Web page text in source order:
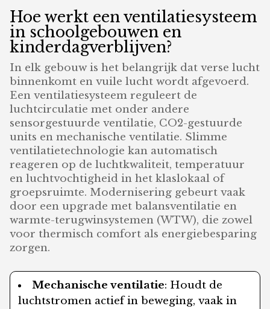
Hoe werkt een ventilatiesysteem
in schoolgebouwen en
kinderdagverblijven?
In elk gebouw is het belangrijk dat verse lucht
binnenkomt en vuile lucht wordt afgevoerd.
Een ventilatiesysteem reguleert de
luchtcirculatie met onder andere
sensorgestuurde ventilatie, CO2-gestuurde
units en mechanische ventilatie. Slimme
ventilatietechnologie kan automatisch
reageren op de luchtkwaliteit, temperatuur
en luchtvochtigheid in het klaslokaal of
groepsruimte. Modernisering gebeurt vaak
door een upgrade met balansventilatie en
warmte-terugwinsystemen (WTW), die zowel
voor thermisch comfort als energiebesparing
zorgen.
Mechanische ventilatie: Houdt de
luchtstromen actief in beweging, vaak in